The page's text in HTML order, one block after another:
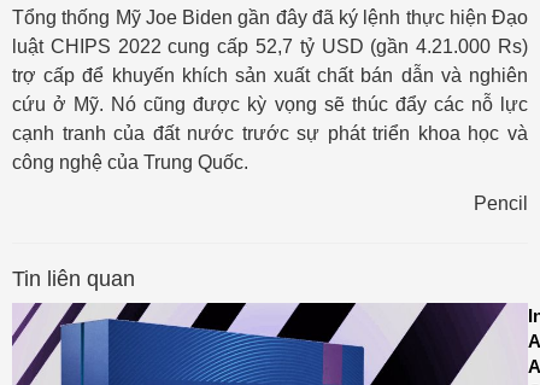
Tổng thống Mỹ Joe Biden gần đây đã ký lệnh thực hiện Đạo
luật CHIPS 2022 cung cấp 52,7 tỷ USD (gần 4.21.000 Rs)
trợ cấp để khuyến khích sản xuất chất bán dẫn và nghiên
cứu ở Mỹ. Nó cũng được kỳ vọng sẽ thúc đẩy các nỗ lực
cạnh tranh của đất nước trước sự phát triển khoa học và
công nghệ của Trung Quốc.
Pencil
Tin liên quan